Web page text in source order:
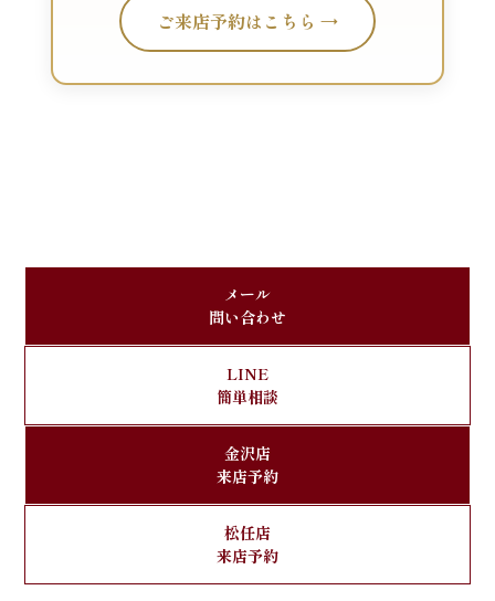
ご来店予約はこちら →
メール
問い合わせ
LINE
簡単相談
金沢店
来店予約
松任店
来店予約